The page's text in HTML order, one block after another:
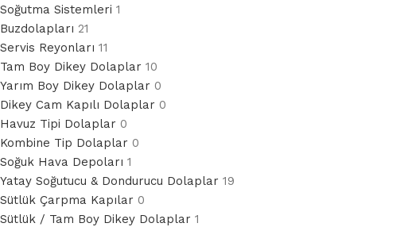
Soğutma Sistemleri 1
Buzdolapları 21
Servis Reyonları 11
Tam Boy Dikey Dolaplar 10
Yarım Boy Dikey Dolaplar 0
Dikey Cam Kapılı Dolaplar 0
Havuz Tipi Dolaplar 0
Kombine Tip Dolaplar 0
Soğuk Hava Depoları 1
Yatay Soğutucu & Dondurucu Dolaplar 19
Sütlük Çarpma Kapılar 0
Sütlük / Tam Boy Dikey Dolaplar 1